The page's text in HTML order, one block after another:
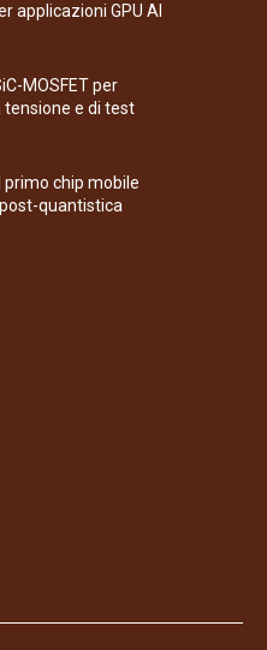
applicazioni GPU AI
MOSFET per
e di test
chip mobile
quantistica